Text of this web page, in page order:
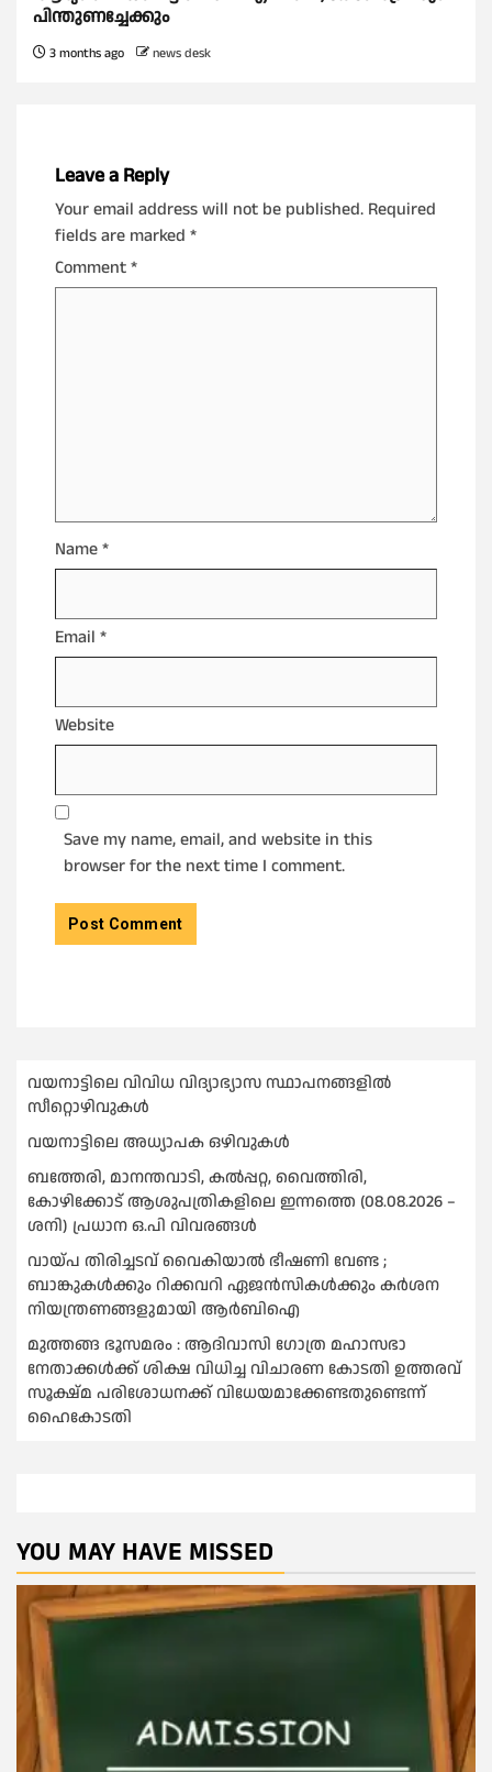
പിന്തുണച്ചേക്കും
3 months ago news desk
Leave a Reply
Your email address will not be published. Required
fields are marked *
Comment*
Name*
Email *
Website
Save my name, email, and website in this
browser for the next time I comment.
വയനാട്ടിലെ വിവിധ വിദ്യാഭ്യാസ സ്ഥാപനങ്ങളിൽ
സീറ്റൊഴിവുകൾ
വയനാട്ടിലെ അധ്യാപക ഒഴിവുകൾ
ബത്തേരി, മാനന്തവാടി, കൽപ്പറ്റ, വൈത്തിരി,
കോഴിക്കോട് ആശുപത്രികളിലെ ഇന്നത്തെ (08.08.2026 –
ശനി) പ്രധാന ഒ.പി വിവരങ്ങൾ
വായ്പ തിരിച്ചടവ് വൈകിയാല്‍ ഭീഷണി വേണ്ട ;
ബാങ്കുകള്‍ക്കും റിക്കവറി ഏജൻസികള്‍ക്കും കര്‍ശന
നിയന്ത്രണങ്ങളുമായി ആര്‍ബിഐ
മുത്തങ്ങ ഭൂസമരം : ആദിവാസി ഗോത്ര മഹാസഭാ
നേതാക്കള്‍ക്ക് ശിക്ഷ വിധിച്ച വിചാരണ കോടതി ഉത്തരവ്
സൂക്ഷ്മ പരിശോധനക്ക് വിധേയമാക്കേണ്ടതുണ്ടെന്ന്
ഹൈകോടതി
YOU MAY HAVE MISSED